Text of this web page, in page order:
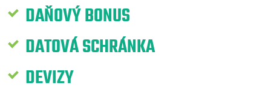
DAŇOVÝ BONUS
DATOVÁ SCHRÁNKA
DEVIZY